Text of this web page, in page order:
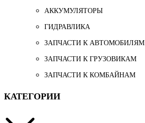
АККУМУЛЯТОРЫ
ГИДРАВЛИКА
ЗАПЧАСТИ К АВТОМОБИЛЯМ
ЗАПЧАСТИ К ГРУЗОВИКАМ
ЗАПЧАСТИ К КОМБАЙНАМ
КАТЕГОРИИ